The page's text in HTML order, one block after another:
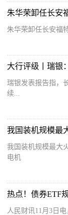
朱华荣卸任长安
朱华荣卸任长安福
瑞银发表报告指，
续...
我国装机规模最
我国装机规模最大
电机
热点！债券ETF
人民财讯11月3日